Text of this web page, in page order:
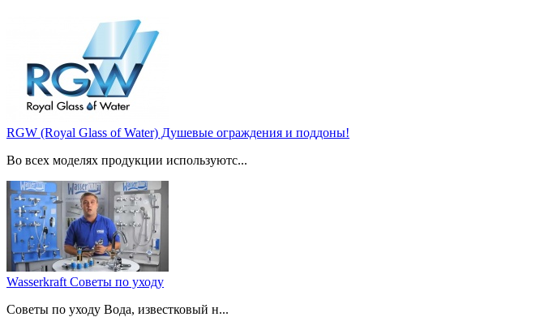
RGW (Royal Glass of Water) Душевые ограждения и поддоны!
Во всех моделях продукции используютс...
Wasserkraft Советы по уходу
Советы по уходу Вода, известковый н...